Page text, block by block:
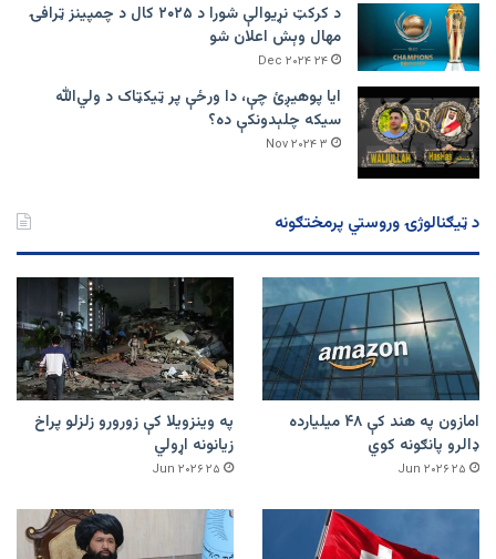
د کرکټ نړیوالې شورا د ۲۰۲۵ کال د چمپینز ټرافۍ
مهال وېش اعلان شو
۲۴ Dec ۲۰۲۴
ایا پوهیږئ چې، دا ورځې پر ټيکټاک د ولي‌الله
سیکه چلېدونکې ده؟
۳ Nov ۲۰۲۴
د ټیګنالوژۍ وروستي پرمختګونه
امازون په هند کې ۴۸ میلیارده
ډالرو پانګونه کوي
۲۵ Jun ۲۰۲۶
په وینزویلا کې زورورو زلزلو پراخ
زیانونه اړولي
۲۵ Jun ۲۰۲۶